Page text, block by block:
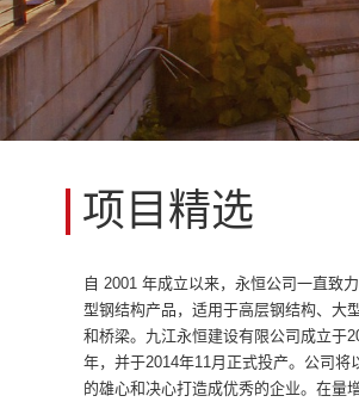
项目精选
自 2001 年成立以来，永恒公司一直致
型钢结构产品，适用于高层钢结构、大
和桥梁。九江永恒建设有限公司成立于
年，并于2014年11月正式投产。公司将
的雄心和决心打造成优秀的企业。在量